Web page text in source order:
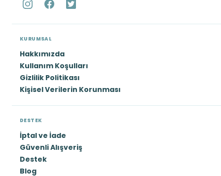
KURUMSAL
Hakkımızda
Kullanım Koşulları
Gizlilik Politikası
Kişisel Verilerin Korunması
DESTEK
İptal ve İade
Güvenli Alışveriş
Destek
Blog